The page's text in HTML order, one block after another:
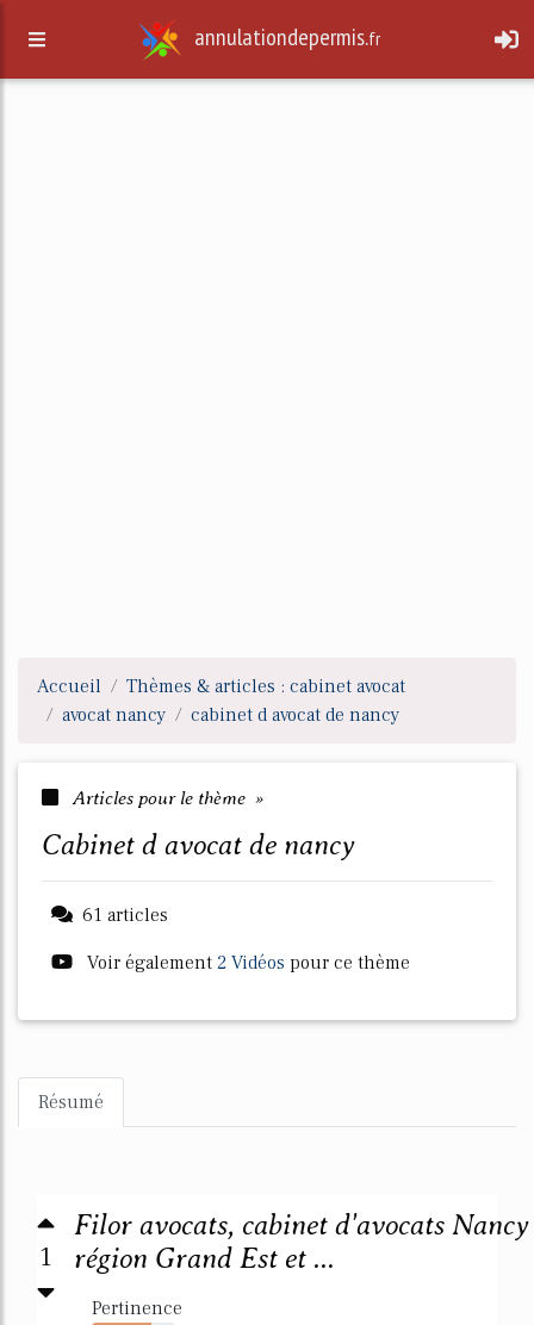
annulationdepermis.fr
Accueil
Thèmes & articles : cabinet avocat
avocat nancy
cabinet d avocat de nancy
Articles pour le thème »
cabinet d avocat de nancy
61 articles
Voir également 2 Vidéos pour ce thème
Résumé
1
Filor avocats, cabinet d'avocats Nancy
région Grand Est et ...
Pertinence